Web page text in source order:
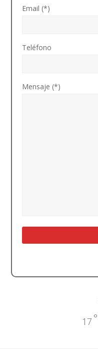
Email (*)
Teléfono
Mensaje (*)
17 °